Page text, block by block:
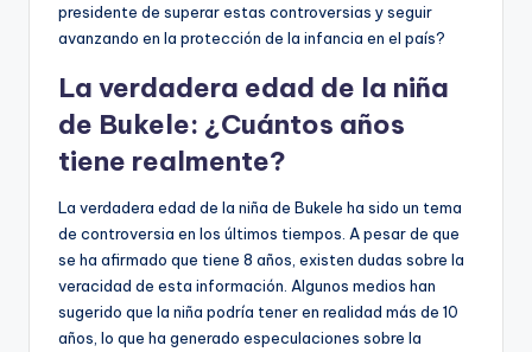
presidente de superar estas controversias y seguir
avanzando en la protección de la infancia en el país?
La verdadera edad de la niña
de Bukele: ¿Cuántos años
tiene realmente?
La verdadera edad de la niña de Bukele ha sido un tema
de controversia en los últimos tiempos. A pesar de que
se ha afirmado que tiene 8 años, existen dudas sobre la
veracidad de esta información. Algunos medios han
sugerido que la niña podría tener en realidad más de 10
años, lo que ha generado especulaciones sobre la